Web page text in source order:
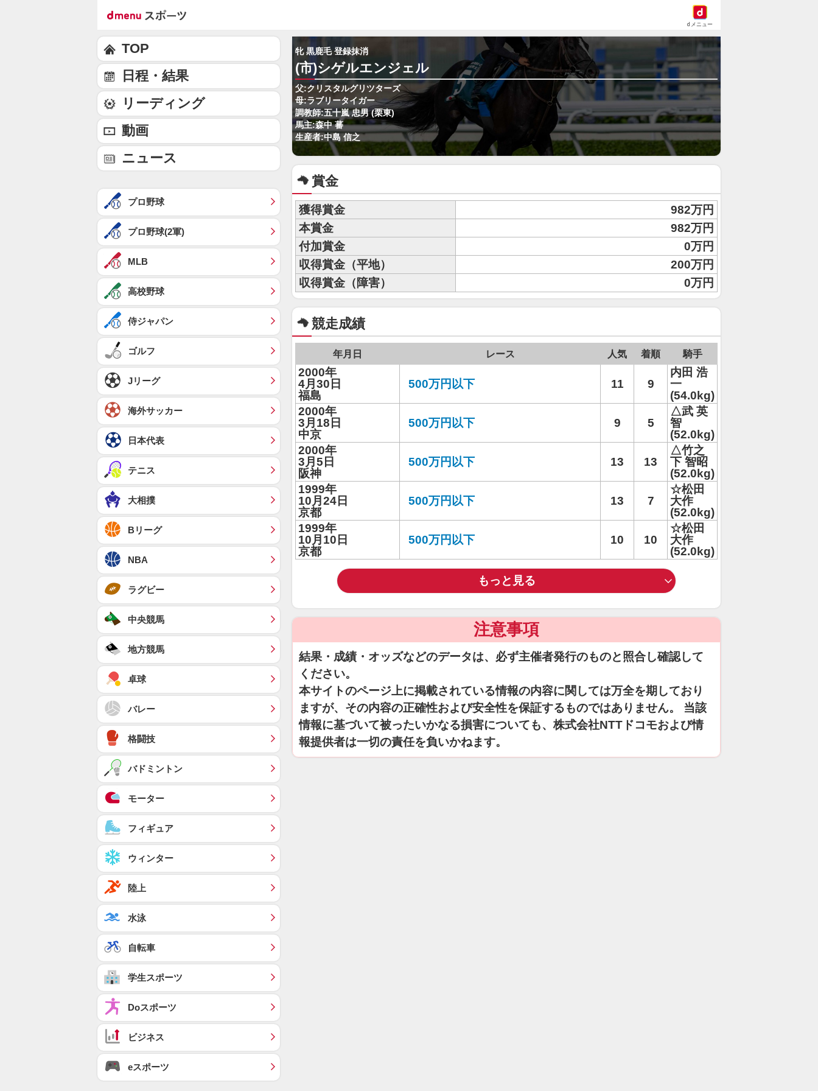
dメニュー
牝 黒鹿毛 登録抹消
(市)シゲルエンジェル
父:クリスタルグリツターズ
母:ラブリータイガー
調教師:五十嵐 忠男 (栗東)
馬主:森中 蕃
生産者:中島 信之
賞金
獲得賞金
982万円
本賞金
982万円
付加賞金
0万円
収得賞金（平地）
200万円
収得賞金（障害）
0万円
競走成績
年月日 レース 人気 着順 騎手
2000年
4月30日
福島
500万円以下 11 9
内田 浩
一
(54.0kg)
2000年
3月18日
中京
500万円以下 9 5
△武 英
智
(52.0kg)
2000年
3月5日
阪神
500万円以下 13 13
△竹之
下 智昭
(52.0kg)
1999年
10月24日
京都
500万円以下 13 7
☆松田
大作
(52.0kg)
1999年
10月10日
京都
500万円以下 10 10
☆松田
大作
(52.0kg)
もっと見る
注意事項
結果・成績・オッズなどのデータは、必ず主催者発行のものと照合し確認して
ください。
本サイトのページ上に掲載されている情報の内容に関しては万全を期しており
ますが、その内容の正確性および安全性を保証するものではありません。 当該
情報に基づいて被ったいかなる損害についても、株式会社NTTドコモおよび情
報提供者は一切の責任を負いかねます。
TOP
日程・結果
リーディング
動画
ニュース
プロ野球
プロ野球(2軍)
MLB
高校野球
侍ジャパン
ゴルフ
Jリーグ
海外サッカー
日本代表
テニス
大相撲
Bリーグ
NBA
ラグビー
中央競馬
地方競馬
卓球
バレー
格闘技
バドミントン
モーター
フィギュア
ウィンター
陸上
水泳
自転車
学生スポーツ
Doスポーツ
ビジネス
eスポーツ